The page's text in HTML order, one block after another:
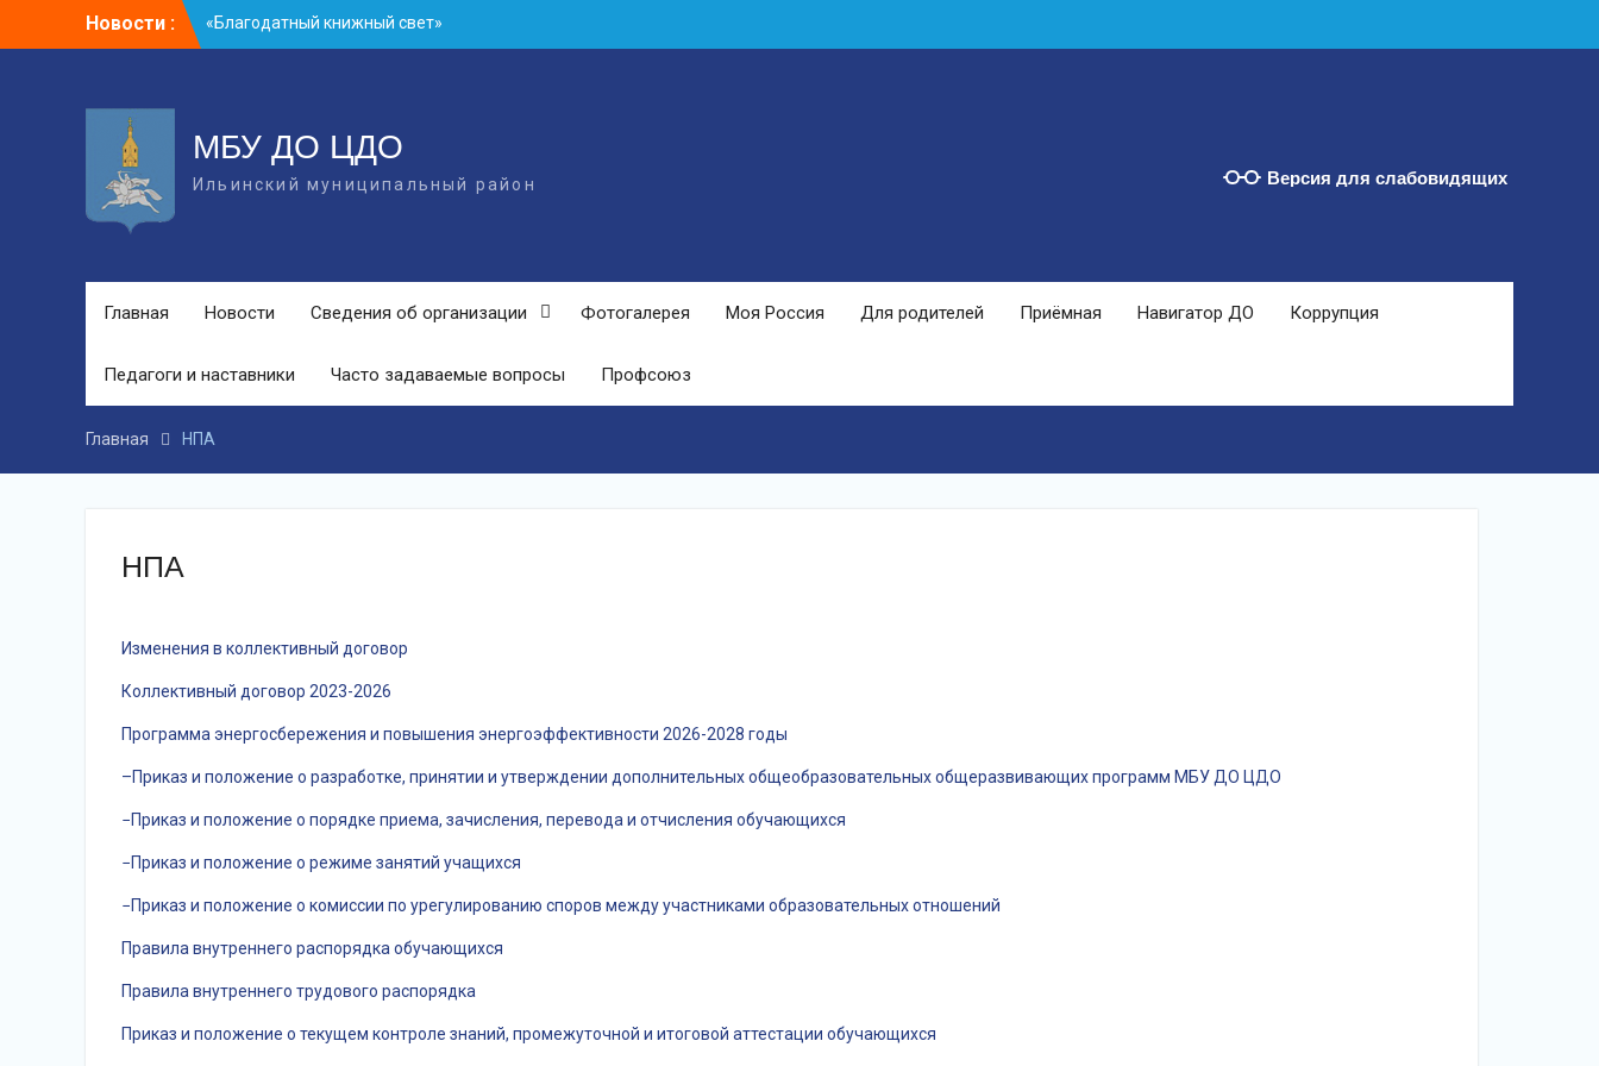
Новости :
«Благодатный книжный свет»
акция «Диктант здоровья»
МБУ ДО ЦДО
Ильинский муниципальный район Версия для слабовидящих
Главная Новости Сведения об организации Фотогалерея Моя Россия Для родителей Приёмная Навигатор ДО Коррупция
Педагоги и наставники Часто задаваемые вопросы Профсоюз
Главная НПА
НПА
Изменения в коллективный договор
Коллективный договор 2023-2026
Программа энергосбережения и повышения энергоэффективности 2026-2028 годы
–Приказ и положение о разработке, принятии и утверждении дополнительных общеобразовательных общеразвивающих программ МБУ ДО ЦДО
−Приказ и положение о порядке приема, зачисления, перевода и отчисления обучающихся
−Приказ и положение о режиме занятий учащихся
−Приказ и положение о комиссии по урегулированию споров между участниками образовательных отношений
Правила внутреннего распорядка обучающихся
Правила внутреннего трудового распорядка
Приказ и положение о текущем контроле знаний, промежуточной и итоговой аттестации обучающихся